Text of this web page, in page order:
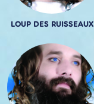
LOUP DES RUISSEAUX